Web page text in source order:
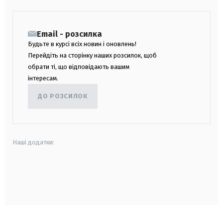
Email - розсилка
Будьте в курсі всіх новин і оновлень!
Перейдіть на сторінку наших розсилок, щоб
обрати ті, що відповідають вашим
інтересам.
ДО РОЗСИЛОК
Наші додатки: